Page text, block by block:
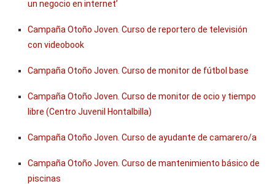
un negocio en internet’
Campaña Otoño Joven. Curso de reportero de televisión
con videobook
Campaña Otoño Joven. Curso de monitor de fútbol base
Campaña Otoño Joven. Curso de monitor de ocio y tiempo
libre (Centro Juvenil Hontalbilla)
Campaña Otoño Joven. Curso de ayudante de camarero/a
Campaña Otoño Joven. Curso de mantenimiento básico de
piscinas